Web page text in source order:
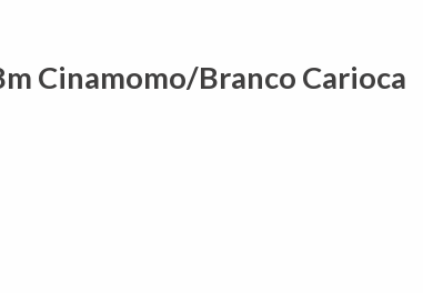
Cinamomo/Branco Carioca